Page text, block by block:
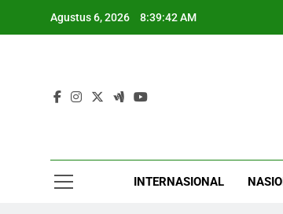
Agustus 6, 2026 8:39:43 AM
INTERNASIONAL